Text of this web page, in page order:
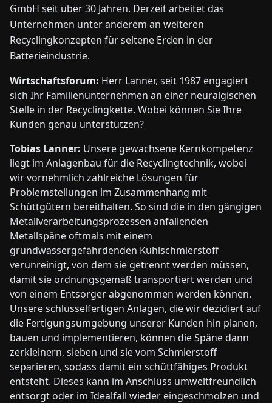
GmbH seit über 30 Jahren. Derzeit arbeitet das
Unternehmen unter anderem an weiteren
Recyclingkonzepten für seltene Erden in der
Batterieindustrie.
Wirtschaftsforum: Herr Lanner, seit 1987 engagiert
sich Ihr Familienunternehmen an einer neuralgischen
Stelle in der Recyclingkette. Wobei können Sie Ihre
Kunden genau unterstützen?
Tobias Lanner: Unsere gewachsene Kernkompetenz
liegt im Anlagenbau für die Recyclingtechnik, wobei
wir vornehmlich zahlreiche Lösungen für
Problemstellungen im Zusammenhang mit
Schüttgütern bereithalten. So sind die in den gängigen
Metallverarbeitungsprozessen anfallenden
Metallspäne oftmals mit einem
grundwassergefährdenden Kühlschmierstoff
verunreinigt, von dem sie getrennt werden müssen,
damit sie ordnungsgemäß transportiert werden und
von einem Entsorger abgenommen werden können.
Unsere schlüsselfertigen Anlagen, die wir dezidiert auf
die Fertigungsumgebung unserer Kunden hin planen,
bauen und implementieren, können die Späne dann
zerkleinern, sieben und sie vom Schmierstoff
separieren, sodass damit ein schüttfähiges Produkt
entsteht. Dieses kann im Anschluss umweltfreundlich
entsorgt oder im Idealfall wieder eingeschmolzen und